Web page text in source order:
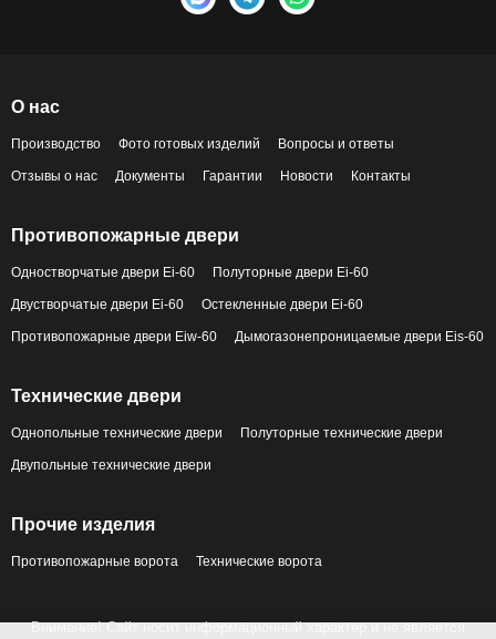
О нас
Производство Фото готовых изделий Вопросы и ответы
Отзывы о нас Документы Гарантии Новости Контакты
Противопожарные двери
Одностворчатые двери Ei-60 Полуторные двери Ei-60
Двустворчатые двери Ei-60 Остекленные двери Ei-60
Противопожарные двери Eiw-60 Дымогазонепроницаемые двери Eis-60
Технические двери
Однопольные технические двери Полуторные технические двери
Двупольные технические двери
Прочие изделия
Противопожарные ворота Технические ворота
Внимание! Сайт носит информационный характер и не является